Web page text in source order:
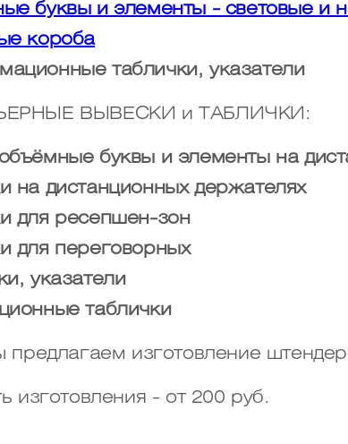
буквы и элементы - световые и
короба
таблички, указатели
ВЫВЕСКИ и ТАБЛИЧКИ:
буквы и элементы на
на дистанционных держателях
для ресепшен-зон
для переговорных
указатели
таблички
предлагаем изготовление
изготовления - от 200 руб.